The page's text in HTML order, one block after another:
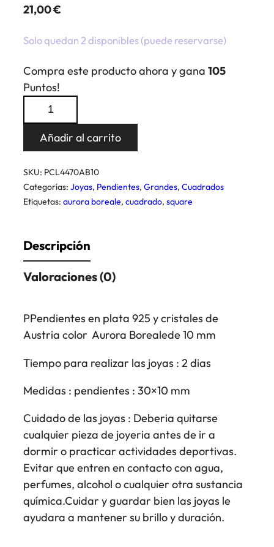
21,00€
Solo quedan 2 disponibles (puede reservarse)
Compra este producto ahora y gana 105
Puntos!
Pendientes
Cuadrado
Colgante
Aurora
Boreale
cantidad
Añadir al carrito
SKU: PCL4470AB10
Categorías: Joyas, Pendientes, Grandes, Cuadrados
Etiquetas: aurora boreale, cuadrado, square
Descripción
Valoraciones (0)
PPendientes en plata 925 y cristales de
Austria color Aurora Borealede 10 mm
Tiempo para realizar las joyas : 2 dias
Medidas : pendientes : 30×10 mm
Cuidado de las joyas : Deberia quitarse
cualquier pieza de joyeria antes de ir a
dormir o practicar actividades deportivas.
Evitar que entren en contacto con agua,
perfumes, alcohol o cualquier otra sustancia
química.Cuidar y guardar bien las joyas le
ayudara a mantener su brillo y duración.